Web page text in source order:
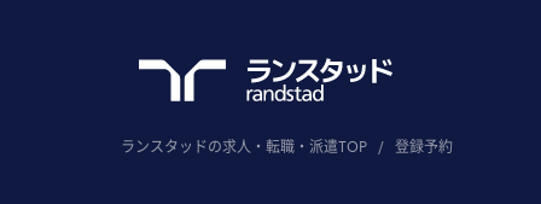
ランスタッドの求人・転職・派遣TOP / 登録予約